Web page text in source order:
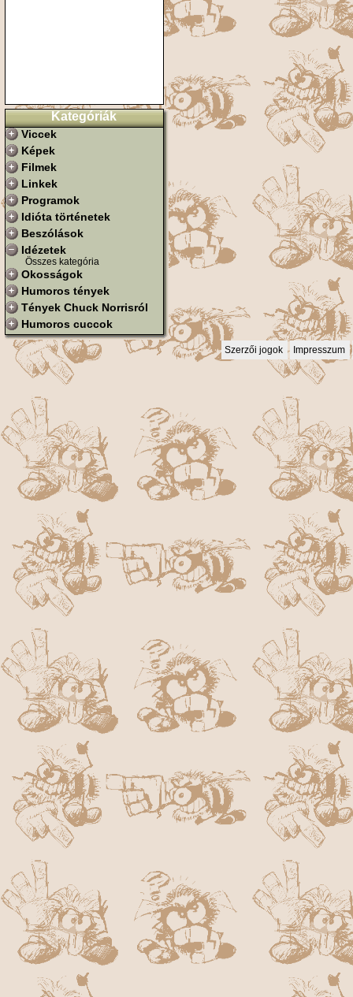
Kategóriák
Viccek
Képek
Filmek
Linkek
Programok
Idióta történetek
Beszólások
Idézetek
Összes kategória
Okosságok
Humoros tények
Tények Chuck Norrisról
Humoros cuccok
Szerzői jogok Impresszum